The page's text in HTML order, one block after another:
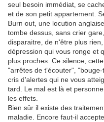
seul besoin immédiat, se
et de son petit appartement.
Burn out, une locution
tombe dessus, sans crier
disparaitre, de n'être plus
dépression qui vous ronge et
plus proches. Ce silence,
"arrêtes de t'écouter",
cris d'alertes qui ne vous
tard. Le mal est là et
les effets.
Bien sûr il existe des
maladie. Encore faut-il